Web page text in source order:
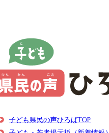
子ども県民の声ひろばTOP